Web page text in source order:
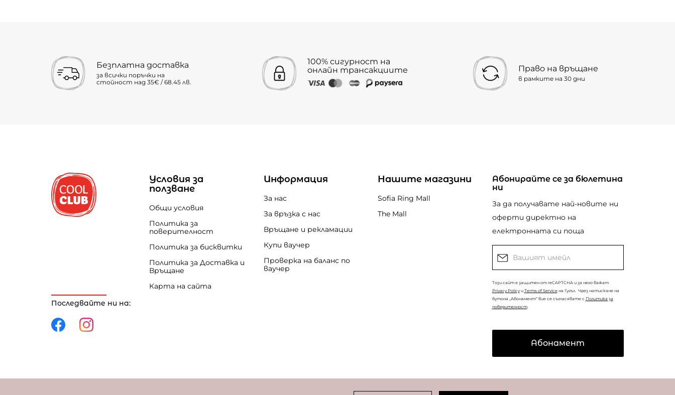
Безплатна доставка
за всички поръчки на
стойност над 35€ / 68.45 лв.
100% сигурност на
онлайн трансакциите
Право на връщане
в рамките на 30 дни
Последвайте ни на:
Условия за
ползване
Общи условия
Политика за
поверителност
Политика за бисквитки
Политика за Доставка и
Връщане
Карта на сайта
Информация
За нас
За връзка с нас
Връщане и рекламации
Купи ваучер
Проверка на баланс по
ваучер
Нашите магазини
Sofia Ring Mall
The Mall
Абонирайте се за бюлетина
ни
За да получавате най-новите ни
оферти директно на
електронната си поща
Този сайт е защитен от reCAPTCHA и за него важат
Privacy Policyи Terms of Serviceна Гугъл. Чрез натискане на
бутона „Абонамент“ вие се съгласявате с Политика за
поверителност.
Абонамент
© CopyrightCoolclub